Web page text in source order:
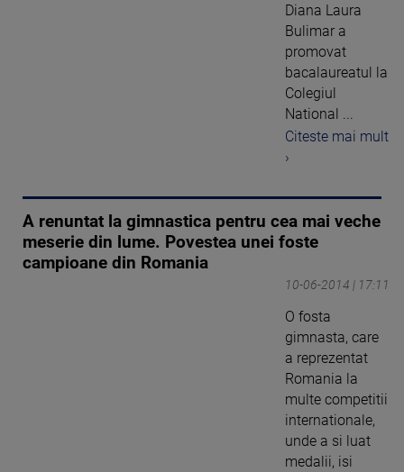
Diana Laura
Bulimar a
promovat
bacalaureatul la
Colegiul
National ...
Citeste mai mult
›
A renuntat la gimnastica pentru cea mai veche
meserie din lume. Povestea unei foste
campioane din Romania
10-06-2014 | 17:11
O fosta
gimnasta, care
a reprezentat
Romania la
multe competitii
internationale,
unde a si luat
medalii, isi